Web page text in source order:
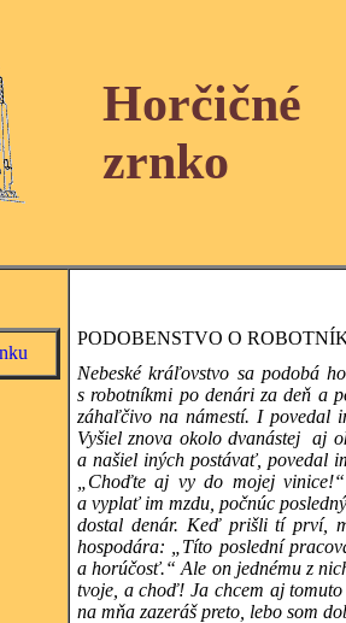
Horčičné
zrnko
PODOBENSTVO O
Nebeské kráľovstvo sa podobá
s robotníkmi po denári za deň a
záhaľčivo na námestí. I povedal
Vyšiel znova okolo dvanástej aj
a našiel iných postávať, povedal
„Choďte aj vy do mojej
a vyplať im mzdu, počnúc
dostal denár. Keď prišli tí prví,
hospodára: „Títo poslední
a horúčosť.“ Ale on jednému z
tvoje, a choď! Ja chcem aj
na mňa zazeráš preto, lebo som